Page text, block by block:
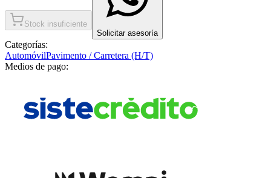
Stock insuficiente
Solicitar asesoría
Categorías:
AutomóvilPavimento / Carretera (H/T)
Medios de pago: